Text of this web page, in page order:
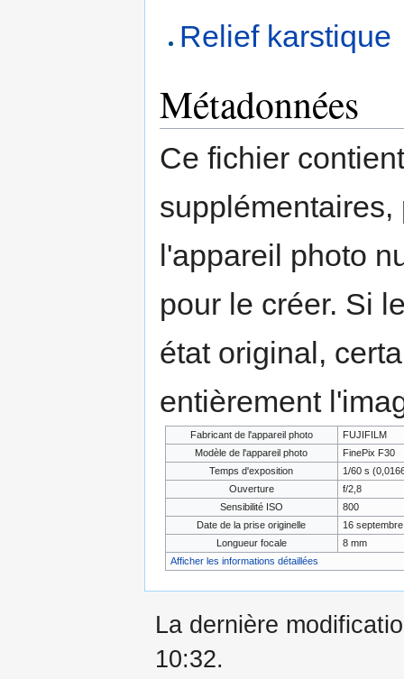
Relief karstique
Métadonnées
Ce fichier
l'appareil photo
pour le créer. Si
état original,
entièrement
Fabricant de l'appareil photo
FUJIFILM
Modèle de l'appareil photo
FinePix F30
Temps d'exposition
1/60 s
Ouverture
f/2,8
Sensibilité ISO
800
Date de la prise originelle
16
Longueur focale
8 mm
Afficher les informations détaillées
La dernière
10:32.